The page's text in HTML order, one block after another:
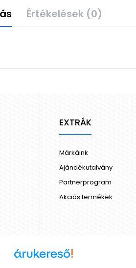
Értékelések (0)
EXTRÁK
Márkáink
Ajándékutalvány
Partnerprogram
Akciós termékek